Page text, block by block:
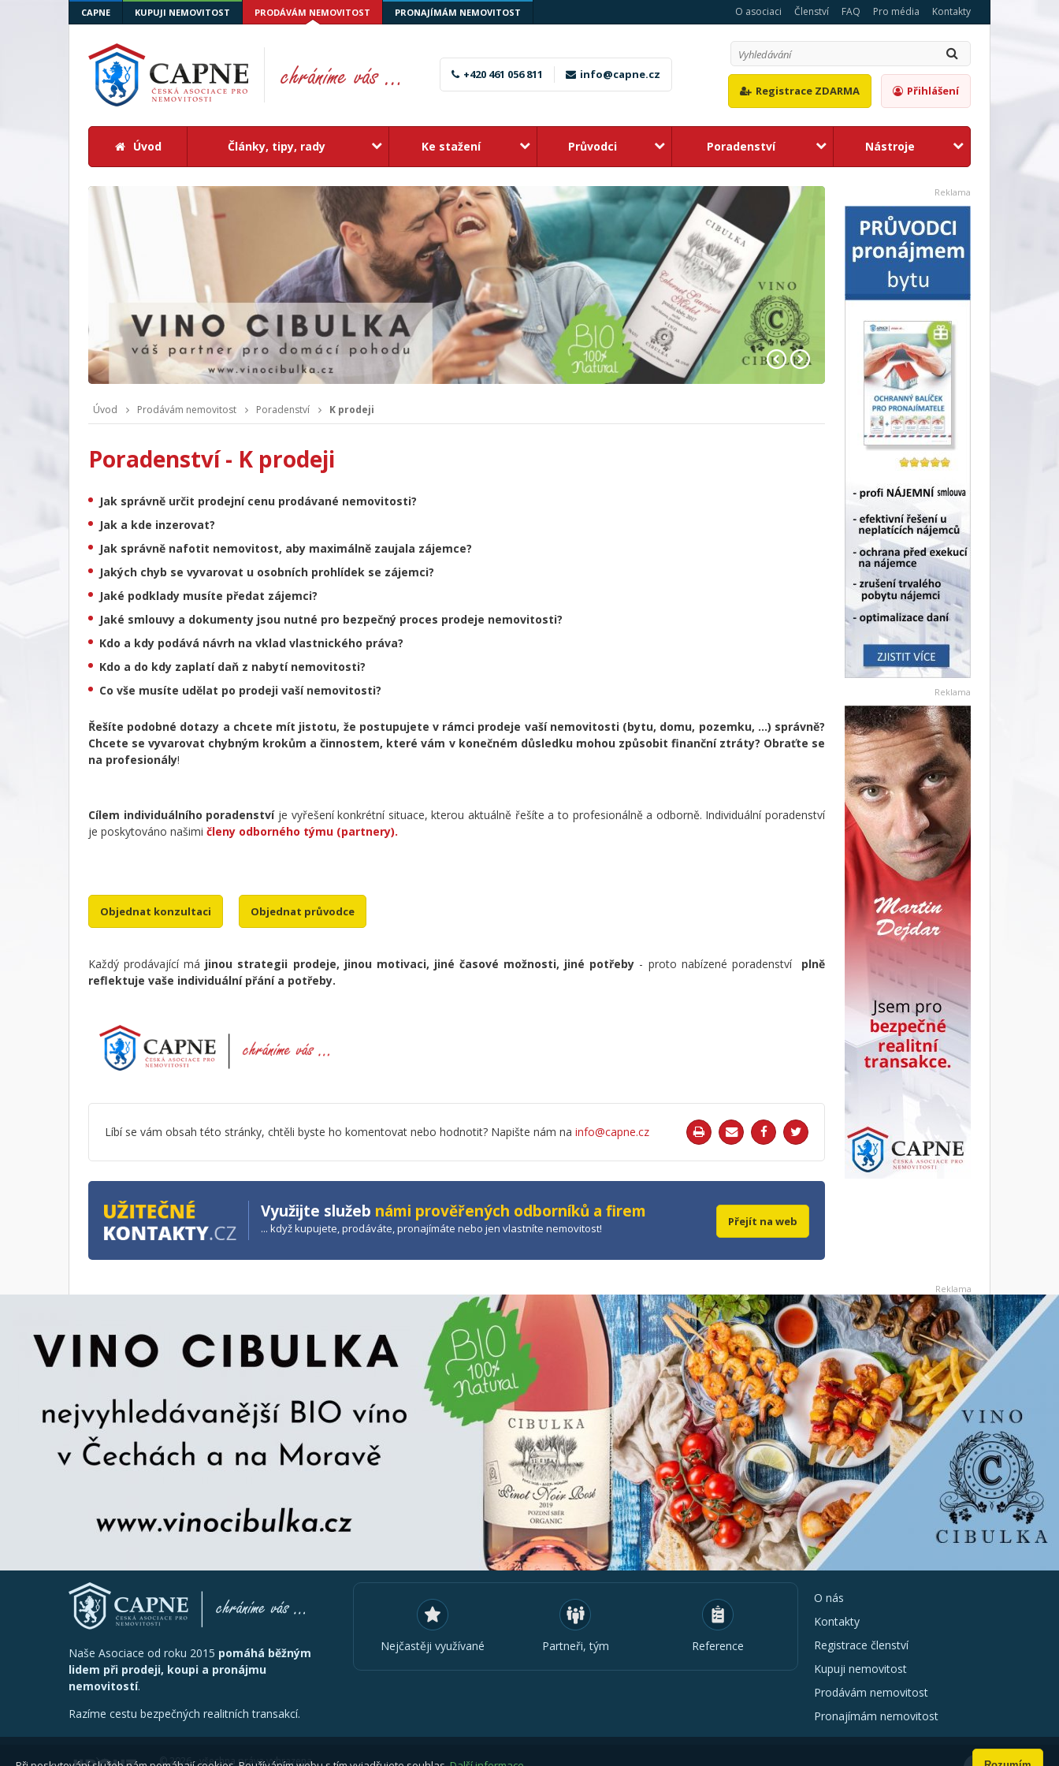
CAPNE KUPUJI NEMOVITOST PRODÁVÁM NEMOVITOST PRONAJÍMÁM NEMOVITOST O asociaci Členství FAQ Pro média Kontakty
+420 461 056 811
info@capne.cz
Registrace ZDARMA
Přihlášení
Úvod Články, tipy, rady Ke stažení Průvodci Poradenství Nástroje
Reklama
Reklama
1 2
Úvod Prodávám nemovitost Poradenství K prodeji
Poradenství - K prodeji
Jak správně určit prodejní cenu prodávané nemovitosti?
Jak a kde inzerovat?
Jak správně nafotit nemovitost, aby maximálně zaujala zájemce?
Jakých chyb se vyvarovat u osobních prohlídek se zájemci?
Jaké podklady musíte předat zájemci?
Jaké smlouvy a dokumenty jsou nutné pro bezpečný proces prodeje nemovitosti?
Kdo a kdy podává návrh na vklad vlastnického práva?
Kdo a do kdy zaplatí daň z nabytí nemovitosti?
Co vše musíte udělat po prodeji vaší nemovitosti?
Řešíte podobné dotazy a chcete mít jistotu, že postupujete v rámci prodeje vaší nemovitosti (bytu, domu, pozemku, ...) správně?
Chcete se vyvarovat chybným krokům a činnostem, které vám v konečném důsledku mohou způsobit finanční ztráty? Obraťte se
na profesionály!
Cílem individuálního poradenství je vyřešení konkrétní situace, kterou aktuálně řešíte a to profesionálně a odborně. Individuální poradenství
je poskytováno našimi členy odborného týmu (partnery).
Objednat konzultaci Objednat průvodce
Každý prodávající má jinou strategii prodeje, jinou motivaci, jiné časové možnosti, jiné potřeby - proto nabízené poradenství plně
reflektuje vaše individuální přání a potřeby.
Líbí se vám obsah této stránky, chtěli byste ho komentovat nebo hodnotit? Napište nám na info@capne.cz
Využijte služeb námi prověřených odborníků a firem
... když kupujete, prodáváte, pronajímáte nebo jen vlastníte nemovitost! Přejít na web
Reklama
Naše Asociace od roku 2015 pomáhá běžným
lidem při prodeji, koupi a pronájmu
nemovitostí.
Razíme cestu bezpečných realitních transakcí.
Nejčastěji využívané Partneři, tým Reference
O nás
Kontakty
Registrace členství
Kupuji nemovitost
Prodávám nemovitost
Pronajímám nemovitost
© 2026 - všechna práva vyhrazena